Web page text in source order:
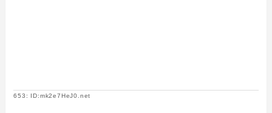
653: ID:mk2e7HeJ0.net